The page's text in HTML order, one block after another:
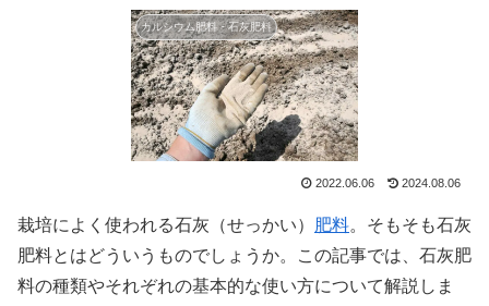
カルシウム肥料・石灰肥料
2022.06.06 2024.08.06
栽培によく使われる石灰（せっかい） 肥料。そもそも石灰
肥料とはどういうものでしょうか。この記事では、石灰肥
料の種類やそれぞれの基本的な使い方について解説しま